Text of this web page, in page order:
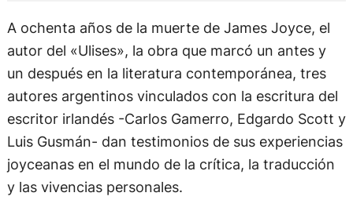
A ochenta años de la muerte de James Joyce, el
autor del «Ulises», la obra que marcó un antes y
un después en la literatura contemporánea, tres
autores argentinos vinculados con la escritura del
escritor irlandés -Carlos Gamerro, Edgardo Scott y
Luis Gusmán- dan testimonios de sus experiencias
joyceanas en el mundo de la crítica, la traducción
y las vivencias personales.